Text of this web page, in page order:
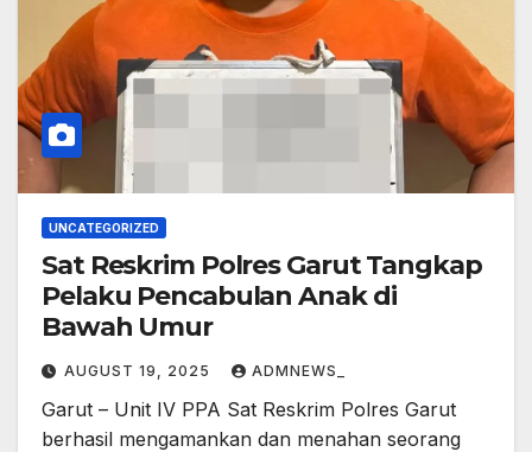
UNCATEGORIZED
Sat Reskrim Polres Garut Tangkap
Pelaku Pencabulan Anak di
Bawah Umur
AUGUST 19, 2025 ADMNEWS_
Garut – Unit IV PPA Sat Reskrim Polres Garut
berhasil mengamankan dan menahan seorang